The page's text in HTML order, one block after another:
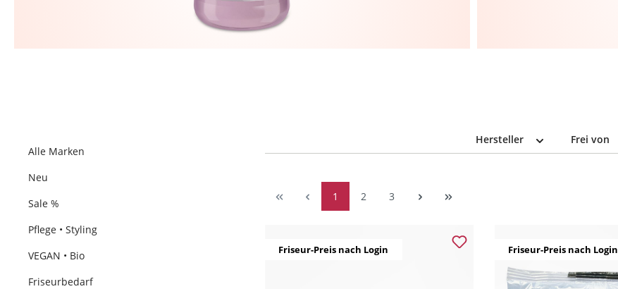
Alle Marken
Neu
Sale %
Pflege • Styling
VEGAN • Bio
Friseurbedarf
Hersteller Frei von
1 2 3
Friseur-Preis nach Login Friseur-Preis nach Login